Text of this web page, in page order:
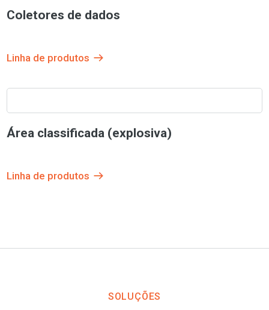
Coletores de dados
Linha de produtos
Área classificada (explosiva)
Linha de produtos
SOLUÇÕES